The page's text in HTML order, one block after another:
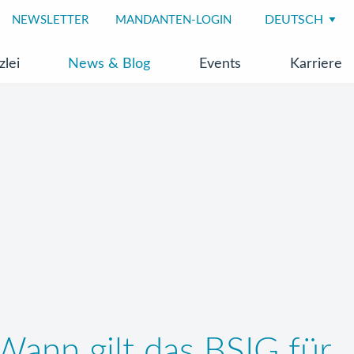
NEWSLETTER MANDANTEN-LOGIN
News & Blog Events Karriere